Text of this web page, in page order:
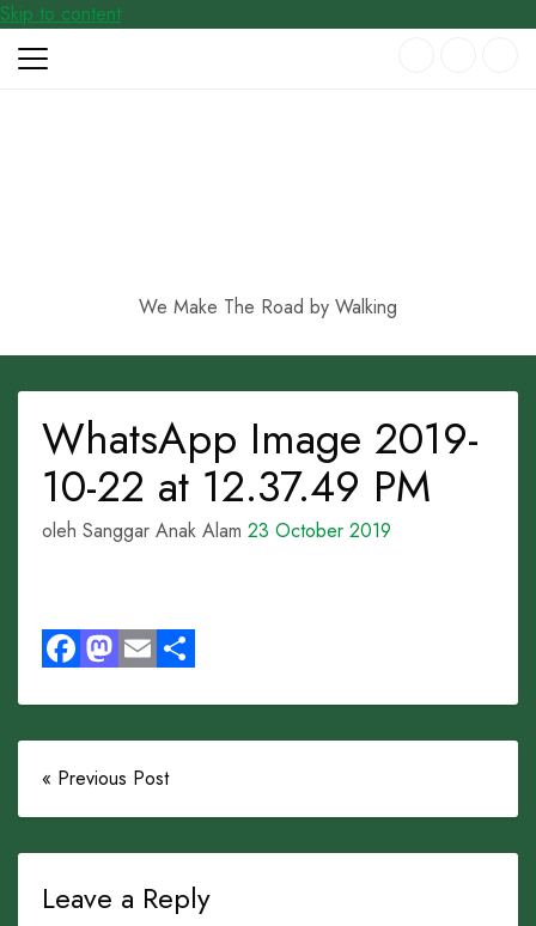
Skip to content
We Make The Road by Walking
WhatsApp Image 2019-
10-22 at 12.37.49 PM
oleh Sanggar Anak Alam 23 October 2019
« Previous Post
Leave a Reply